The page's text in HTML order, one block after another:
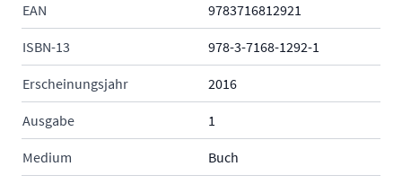
EAN 9783716812921
ISBN-13 978-3-7168-1292-1
Erscheinungsjahr 2016
Ausgabe 1
Medium Buch